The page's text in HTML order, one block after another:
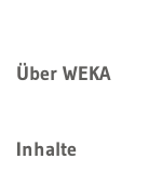
Über WEKA
Inhalte